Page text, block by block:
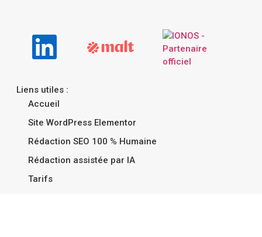
Liens utiles :
Accueil
Site WordPress Elementor
Rédaction SEO 100 % Humaine
Rédaction assistée par IA
Tarifs